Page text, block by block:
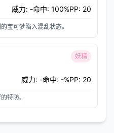
威力: -命中: 100%PP: 20
宝可梦陷入混乱状态。
妖精
威力: -命中: -%PP: 20
特防。